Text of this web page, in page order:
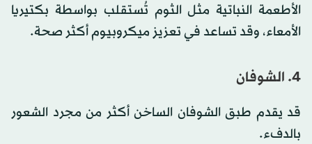
الأطعمة النباتية مثل الثوم تُستقلب بواسطة بكتيريا
الأمعاء، وقد تساعد في تعزيز ميكروبيوم أكثر صحة.
4. الشوفان
قد يقدم طبق الشوفان الساخن أكثر من مجرد الشعور
بالدفء.